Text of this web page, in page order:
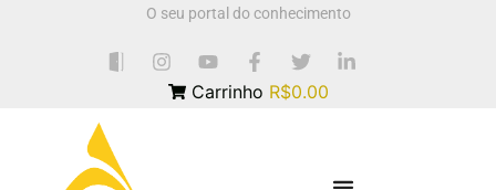
O seu portal do conhecimento
Carrinho R$0.00